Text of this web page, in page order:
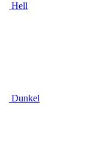
Hell
Dunkel